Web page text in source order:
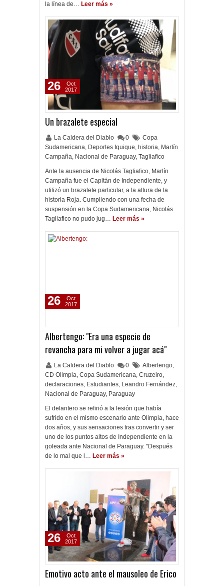
la línea de… Leer más »
Un brazalete especial
La Caldera del Diablo 0
Copa
Sudamericana, Deportes Iquique, historia, Martín
Campaña, Nacional de Paraguay, Tagliafico
Ante la ausencia de Nicolás Tagliafico, Martín
Campaña fue el Capitán de Independiente, y
utilizó un brazalete particular, a la altura de la
historia Roja. Cumpliendo con una fecha de
suspensión en la Copa Sudamericana, Nicolás
Tagliafico no pudo jug… Leer más »
26
Oct
2017
Albertengo: "Era una especie de
revancha para mi volver a jugar acá"
La Caldera del Diablo 0 Albertengo,
CD Olimpia, Copa Sudamericana, Cruzeiro,
declaraciones, Estudiantes, Leandro Fernández,
Nacional de Paraguay, Paraguay
El delantero se refirió a la lesión que había
sufrido en el mismo escenario ante Olimpia, hace
dos años, y sus sensaciones tras convertir y ser
uno de los puntos altos de Independiente en la
goleada ante Nacional de Paraguay. "Después
de lo mal que l… Leer más »
26
Oct
2017
Emotivo acto ante el mausoleo de Erico
26
Oct
2017